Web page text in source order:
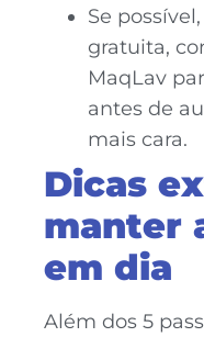
Se
gratuita,
MaqLav
antes de
mais cara.
Dicas
manter
em dia
Além dos 5